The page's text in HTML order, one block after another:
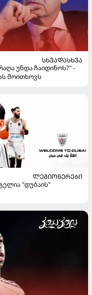
ᲡᲮᲕᲐᲓᲐᲡᲮᲕᲐ
უნდა ჩაიდინოს?" -
მოითხოვს
ᲚᲔᲒᲘᲝᲜᲔᲠᲔᲑᲘ
"დუბაის"